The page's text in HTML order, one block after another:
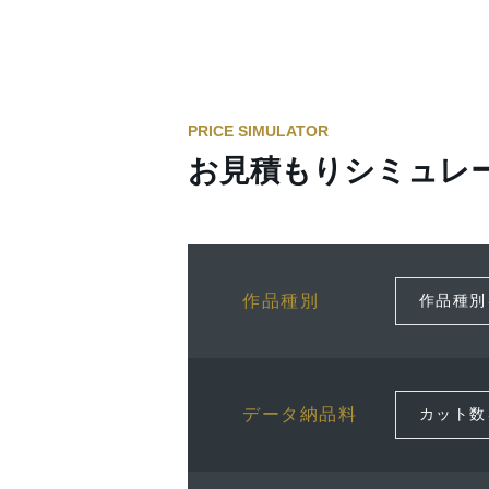
PRICE SIMULATOR
お見積もりシミュレ
作品種別
データ納品料